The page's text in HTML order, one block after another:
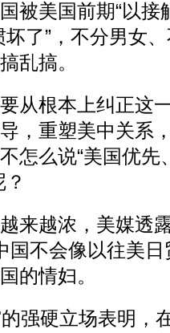
被美国前期“以接
坏了”，不分男女
乱搞。
从根本上纠正这
，重塑美中关系
怎么说“美国优先
来越浓，美媒透
国不会像以往美
的情妇。
强硬立场表明，